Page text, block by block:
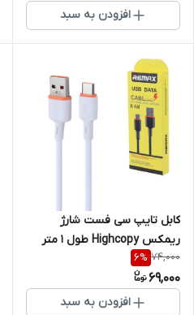
افزودن به سبد
کابل تایپ سی فست شارژ
ریمکس Highcopy طول 1 متر
74,000
6%
69,000
افزودن به سبد